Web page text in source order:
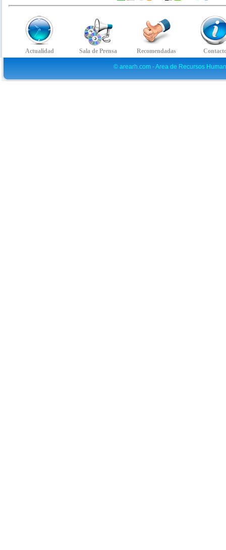
© arearh.com - Area de Recursos